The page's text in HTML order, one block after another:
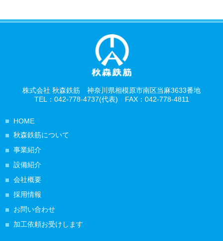
株式会社 秋森鉄筋 神奈川県相模原市南区当麻3633番地
TEL：042-778-4737(代表) FAX：042-778-4811
HOME
秋森鉄筋について
事業紹介
設備紹介
会社概要
採用情報
お問い合わせ
加工依頼お受けします